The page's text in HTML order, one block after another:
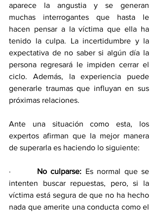
aparece la angustia y se generan
muchas interrogantes que hasta le
hacen pensar a la víctima que ella ha
tenido la culpa. La incertidumbre y la
expectativa de no saber si algún día la
persona regresará le impiden cerrar el
ciclo. Además, la experiencia puede
generarle traumas que influyan en sus
próximas relaciones.
Ante una situación como esta, los
expertos afirman que la mejor manera
de superarla es haciendo lo siguiente:
· No culparse: Es normal que se
intenten buscar repuestas, pero, si la
víctima está segura de que no ha hecho